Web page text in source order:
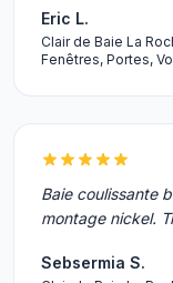
Eric L.
Clair de Baie La
Fenêtres, Portes,
Baie coulissante
montage nickel.
Sebsermia S.